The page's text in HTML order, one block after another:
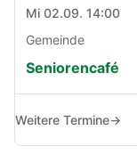
Mi 02.09. 14:00
Gemeinde
Seniorencafé
Weitere Termine→